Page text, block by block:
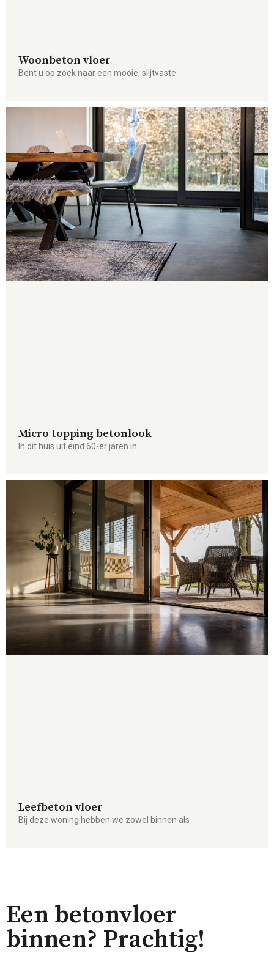
Woonbeton vloer
Bent u op zoek naar een mooie, slijtvaste
Micro topping betonlook
In dit huis uit eind 60-er jaren in
Leefbeton vloer
Bij deze woning hebben we zowel binnen als
Een betonvloer
binnen? Prachtig!